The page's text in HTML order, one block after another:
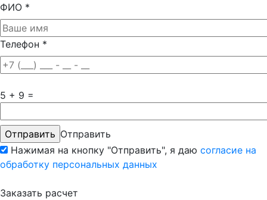
ФИО *
Телефон *
5 + 9 =
Отправить
Нажимая на кнопку "Отправить", я даю согласие на
обработку персональных данных
Заказать расчет